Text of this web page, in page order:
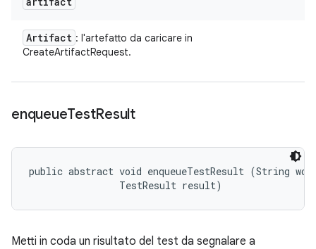
Artifact : l'artefatto da caricare in
CreateArtifactRequest.
enqueueTestResult
public abstract void enqueueTestResult (String
                TestResult result)
Metti in coda un risultato del test da segnalare a